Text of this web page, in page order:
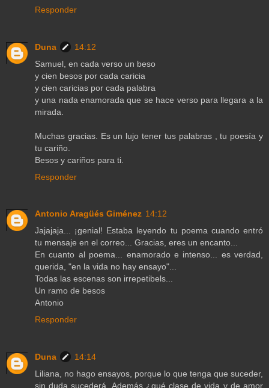
Responder
Duna
14:12
Samuel, en cada verso un beso
y cien besos por cada caricia
y cien caricias por cada palabra
y una nada enamorada que se hace verso para llegara a la
mirada.
Muchas gracias. Es un lujo tener tus palabras , tu poesía y
tu cariño.
Besos y cariños para ti.
Responder
Antonio Aragüés Giménez 14:12
Jajajaja... ¡genial! Estaba leyendo tu poema cuando entró
tu mensaje en el correo... Gracias, eres un encanto...
En cuanto al poema... enamorado e intenso... es verdad,
querida, "en la vida no hay ensayo"...
Todas las escenas son irrepetibels...
Un ramo de besos
Antonio
Responder
Duna
14:14
Liliana, no hago ensayos, porque lo que tenga que suceder,
sin duda sucederá. Además ¿qué clase de vida y de amor